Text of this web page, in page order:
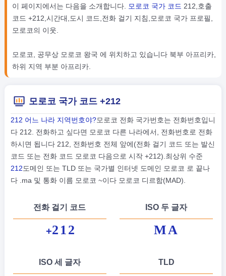
이 페이지에서는 다음을 소개합니다. 모로코 국가 코드 212,호출
코드 +212,시간대,도시 코드,전화 걸기 지침,모로코 국가 프로필,
모로코의 이웃.
모로코, 공무상 모로코 왕국 에 위치하고 있습니다 북부 아프리카,
하위 지역 부분 아프리카.
모로코 국가 코드 +212
212 어느 나라 지역번호야?모로코 전화 국가번호는 전화번호입니
다 212. 전화하고 싶다면 모로코 다른 나라에서, 전화번호로 전화
하시면 됩니다 212, 전화번호 전체 앞에(전화 걸기 코드 또는 발신
코드 또는 전화 코드 모로코 다음으로 시작 +212).최상위 수준
212도메인 또는 TLD 또는 국가별 인터넷 도메인 모로코 로 끝나
다 .ma 및 통화 이름 모로코 ~이다 모로코 디르함(MAD).
전화 걸기 코드
+212
ISO 두 글자
MA
ISO 세 글자 TLD